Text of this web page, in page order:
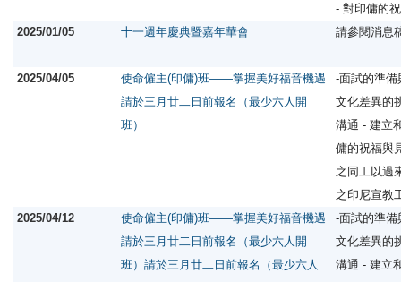
- 對印傭的
2025/01/05
十一週年慶典暨嘉年華會 請參閱消息
2025/04/05
使命僱主(印傭)班——掌握美好福音機遇
請於三月廿二日前報名（最少六人開
班）
-面試的準備
文化差異的
溝通 - 建立
傭的祝福與
之同工以過
之印尼宣
2025/04/12
使命僱主(印傭)班——掌握美好福音機遇
請於三月廿二日前報名（最少六人開
班）請於三月廿二日前報名（最少六人
-面試的準備
文化差異的
溝通 - 建立